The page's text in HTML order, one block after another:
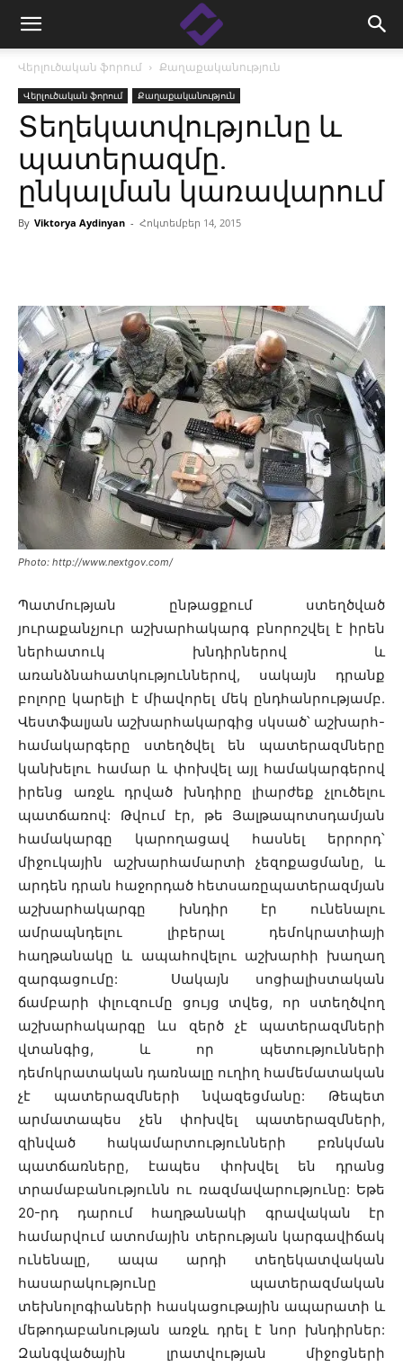
Վերլուծական ֆորում Քաղաքականություն
Վերլուծական ֆորում Քաղաքականություն
Տեղեկատվությունը և
պատերազմը.
ընկալման կառավարում
By Viktorya Aydinyan - Հոկտեմբեր 14, 2015
Photo: http://www.nextgov.com/
Պատմության ընթացքում ստեղծված
յուրաքանչյուր աշխարհակարգ բնորոշվել է իրեն
ներհատուկ խնդիրներով և
առանձնահատկություններով, սակայն դրանք
բոլորը կարելի է միավորել մեկ ընդհանրությամբ.
Վեստֆալյան աշխարհակարգից սկսած՝ աշխարհ-
համակարգերը ստեղծվել են պատերազմները
կանխելու համար և փոխվել այլ համակարգերով
իրենց առջև դրված խնդիրը լիարժեք չլուծելու
պատճառով: Թվում էր, թե Յալթապոտսդամյան
համակարգը կարողացավ հասնել երրորդ՝
միջուկային աշխարհամարտի չեզոքացմանը, և
արդեն դրան հաջորդած հետսառըպատերազմյան
աշխարհակարգը խնդիր էր ունենալու
ամրապնդելու լիբերալ դեմոկրատիայի
հաղթանակը և ապահովելու աշխարհի խաղաղ
զարգացումը:
Սակայն սոցիալիստական
ճամբարի փլուզումը ցույց տվեց, որ ստեղծվող
աշխարհակարգը ևս զերծ չէ պատերազմների
վտանգից, և որ պետությունների
դեմոկրատական դառնալը ուղիղ համեմատական
չէ պատերազմների նվազեցմանը: Թեպետ
արմատապես չեն փոխվել պատերազմների,
զինված հակամարտությունների բռնկման
պատճառները, էապես փոխվել են դրանց
տրամաբանությունն ու ռազմավարությունը: Եթե
20-րդ դարում հաղթանակի գրավական էր
համարվում ատոմային տերության կարգավիճակ
ունենալը, ապա արդի տեղեկատվական
հասարակությունը պատերազմական
տեխնոլոգիաների հասկացութային ապարատի և
մեթոդաբանության առջև դրել է նոր խնդիրներ:
Զանգվածային լրատվության միջոցների